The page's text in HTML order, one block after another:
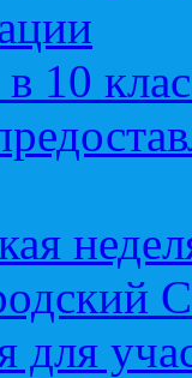
10